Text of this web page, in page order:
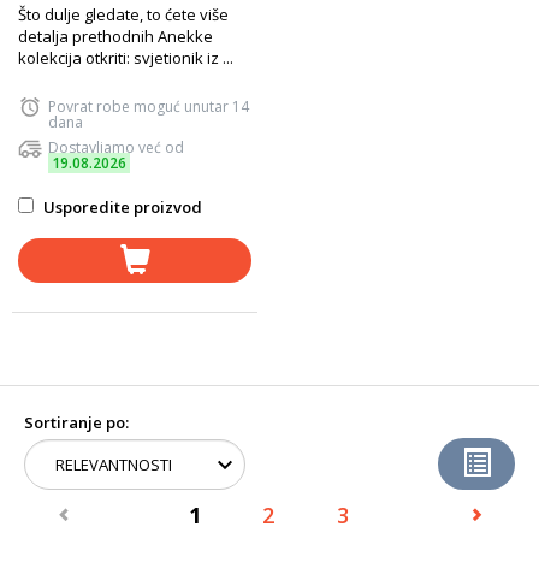
Što dulje gledate, to ćete više
detalja prethodnih Anekke
kolekcija otkriti: svjetionik iz ...
Povrat robe moguć unutar 14
dana
Dostavljamo već od
19.08.2026
Usporedite proizvod
Sortiranje po:
1 2 3